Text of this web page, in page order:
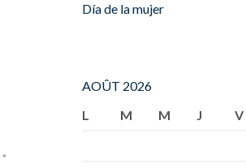
*
Día de la mujer
AOÛT 2026
L
M M J V